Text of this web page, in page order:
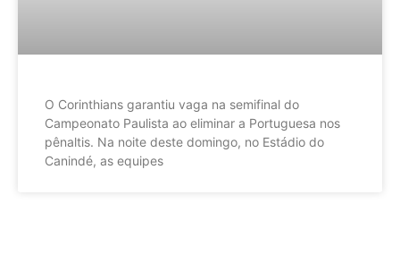
O Corinthians garantiu vaga na semifinal do
Campeonato Paulista ao eliminar a Portuguesa nos
pênaltis. Na noite deste domingo, no Estádio do
Canindé, as equipes